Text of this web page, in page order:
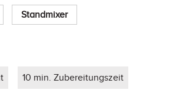
Standmixer
10 min. Zubereitungszeit